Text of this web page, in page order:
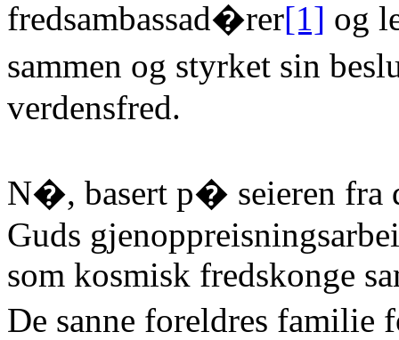
fredsambassad�rer[1] og
sammen og styrket sin
verdensfred.
N�, basert p� seieren fra
Guds
som kosmisk fredskonge
De sanne foreldres